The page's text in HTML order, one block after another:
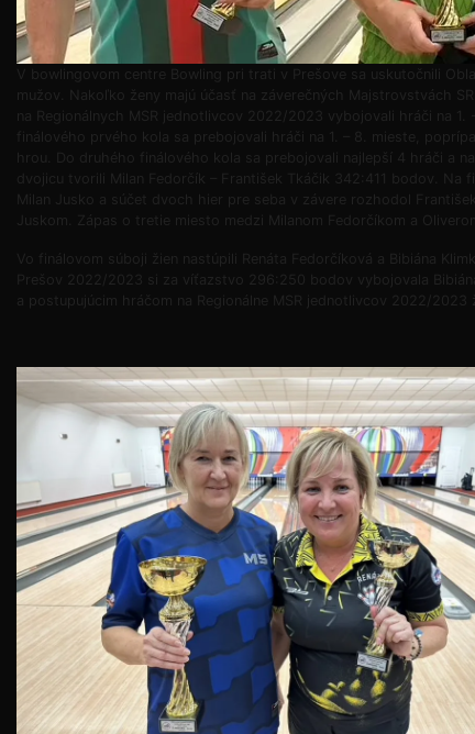
V bowlingovom centre Bowling pri trati v Prešove sa uskutočnili
mužov. Nakoľko ženy majú účasť na záverečných Majstrovstvách
na Regionálnych MSR jednotlivcov 2022/2023 vybojovali hráči na
finálového prvého kola sa prebojovali hráči na 1. – 8. mieste,
hrou. Do druhého finálového kola sa prebojovali najlepší 4 hráči a
dvojicu tvorili Milan Fedorčík – František Tkáčik 342:411 bodov.
Milan Jusko a súčet dvoch hier pre seba v závere rozhodol
Juskom. Zápas o tretie miesto medzi Milanom Fedorčíkom a
Vo finálovom súboji žien nastúpili Renáta Fedorčíková a Bibiána
Prešov 2022/2023 si za víťazstvo 296:250 bodov vybojovala
a postupujúcim hráčom na Regionálne MSR jednotlivcov 2022/